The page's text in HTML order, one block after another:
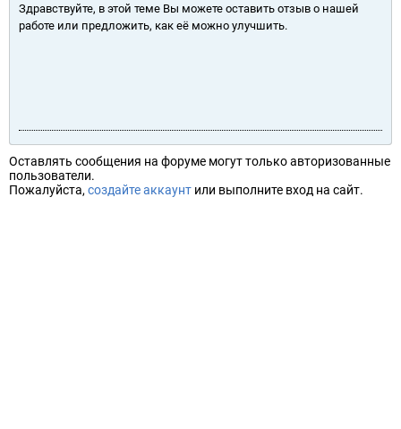
Здравствуйте, в этой теме Вы можете оставить отзыв о нашей
работе или предложить, как её можно улучшить.
Оставлять сообщения на форуме могут только авторизованные
пользователи.
Пожалуйста, создайте аккаунт или выполните вход на сайт.